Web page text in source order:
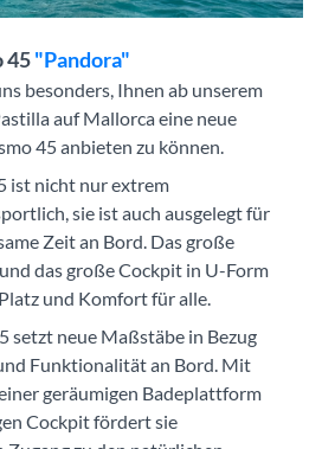
45"Pandora"
besonders, Ihnen ab unserem
auf Mallorca eine neue
45 anbieten zu können.
ist nicht nur extrem
sie ist auch ausgelegt für
Zeit an Bord. Das große
das große Cockpit in U-Form
und Komfort für alle.
setzt neue Maßstäbe in Bezug
Funktionalität an Bord. Mit
geräumigen Badeplattform
Cockpit fördert sie